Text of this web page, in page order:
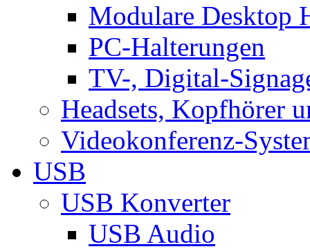
Modulare Desktop
PC-Halterungen
TV-, Digital-
Headsets, Kopfhörer
Videokonferenz-
USB
USB Konverter
USB Audio